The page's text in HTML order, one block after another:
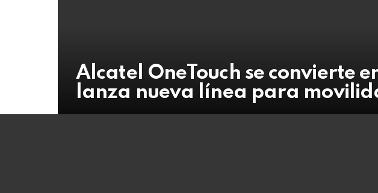
Alcatel OneTouch se convierte
lanza nueva línea para